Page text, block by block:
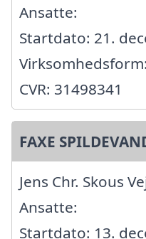
Ansatte:
Startdato: 21.
CVR: 31498341
FAXE
Jens Chr. Skous
Ansatte:
Startdato: 13.